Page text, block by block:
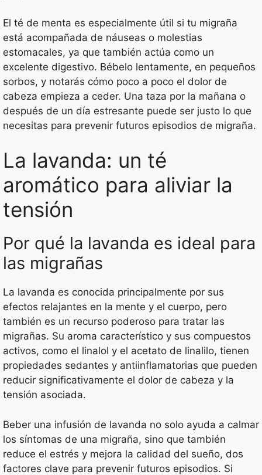
El té de menta es especialmente útil si tu migraña
está acompañada de náuseas o molestias
estomacales, ya que también actúa como un
excelente digestivo. Bébelo lentamente, en pequeños
sorbos, y notarás cómo poco a poco el dolor de
cabeza empieza a ceder. Una taza por la mañana o
después de un día estresante puede ser justo lo que
necesitas para prevenir futuros episodios de migraña.
La lavanda: un té
aromático para aliviar la
tensión
Por qué la lavanda es ideal para
las migrañas
La lavanda es conocida principalmente por sus
efectos relajantes en la mente y el cuerpo, pero
también es un recurso poderoso para tratar las
migrañas. Su aroma característico y sus compuestos
activos, como el linalol y el acetato de linalilo, tienen
propiedades sedantes y antiinflamatorias que pueden
reducir significativamente el dolor de cabeza y la
tensión asociada.
Beber una infusión de lavanda no solo ayuda a calmar
los síntomas de una migraña, sino que también
reduce el estrés y mejora la calidad del sueño, dos
factores clave para prevenir futuros episodios. Si